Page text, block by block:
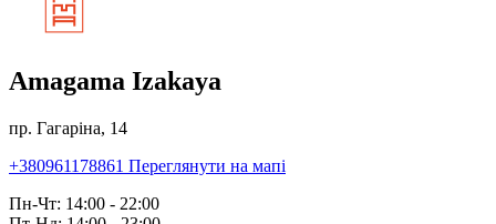
Amagama Izakaya
пр. Гагаріна, 14
+380961178861 Переглянути на мапі
Пн-Чт: 14:00 - 22:00